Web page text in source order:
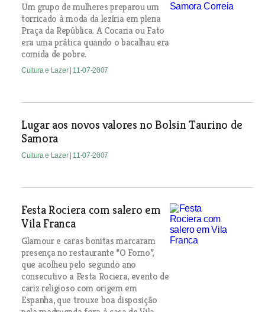
Um grupo de mulheres preparou um
torricado à moda da lezíria em plena
Praça da República. A Cocaria ou Fato
era uma prática quando o bacalhau era
comida de pobre.
Cultura e Lazer | 11-07-2007
Lugar aos novos valores no Bolsin Taurino de
Samora
Cultura e Lazer | 11-07-2007
Festa Rociera com salero em
Vila Franca
Glamour e caras bonitas marcaram
presença no restaurante “O Forno”,
que acolheu pelo segundo ano
consecutivo a Festa Rociera, evento de
cariz religioso com origem em
Espanha, que trouxe boa disposição